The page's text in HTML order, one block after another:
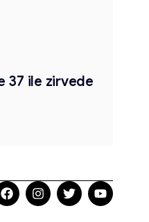
37 ile zirvede